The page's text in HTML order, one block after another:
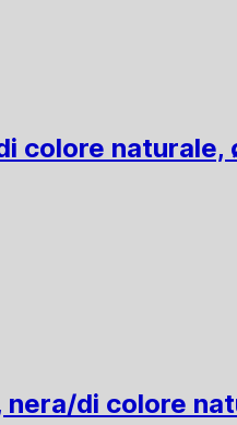
colore naturale,
di colore